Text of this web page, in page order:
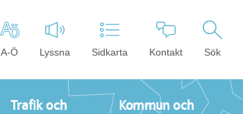
A-Ö Lyssna Sidkarta Kontakt Sök
Trafik och
Kommun och